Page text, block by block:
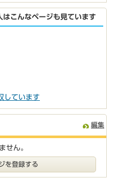
はこんなページも見ています
しています
編集
せん。
を登録する